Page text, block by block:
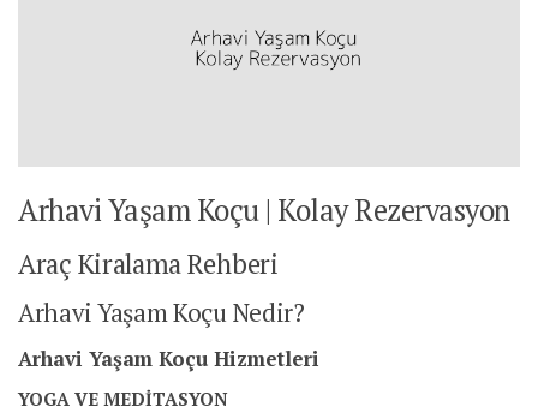
Arhavi Yaşam Koçu | Kolay Rezervasyon
Araç Kiralama Rehberi
Arhavi Yaşam Koçu Nedir?
Arhavi Yaşam Koçu Hizmetleri
YOGA VE MEDITASYON